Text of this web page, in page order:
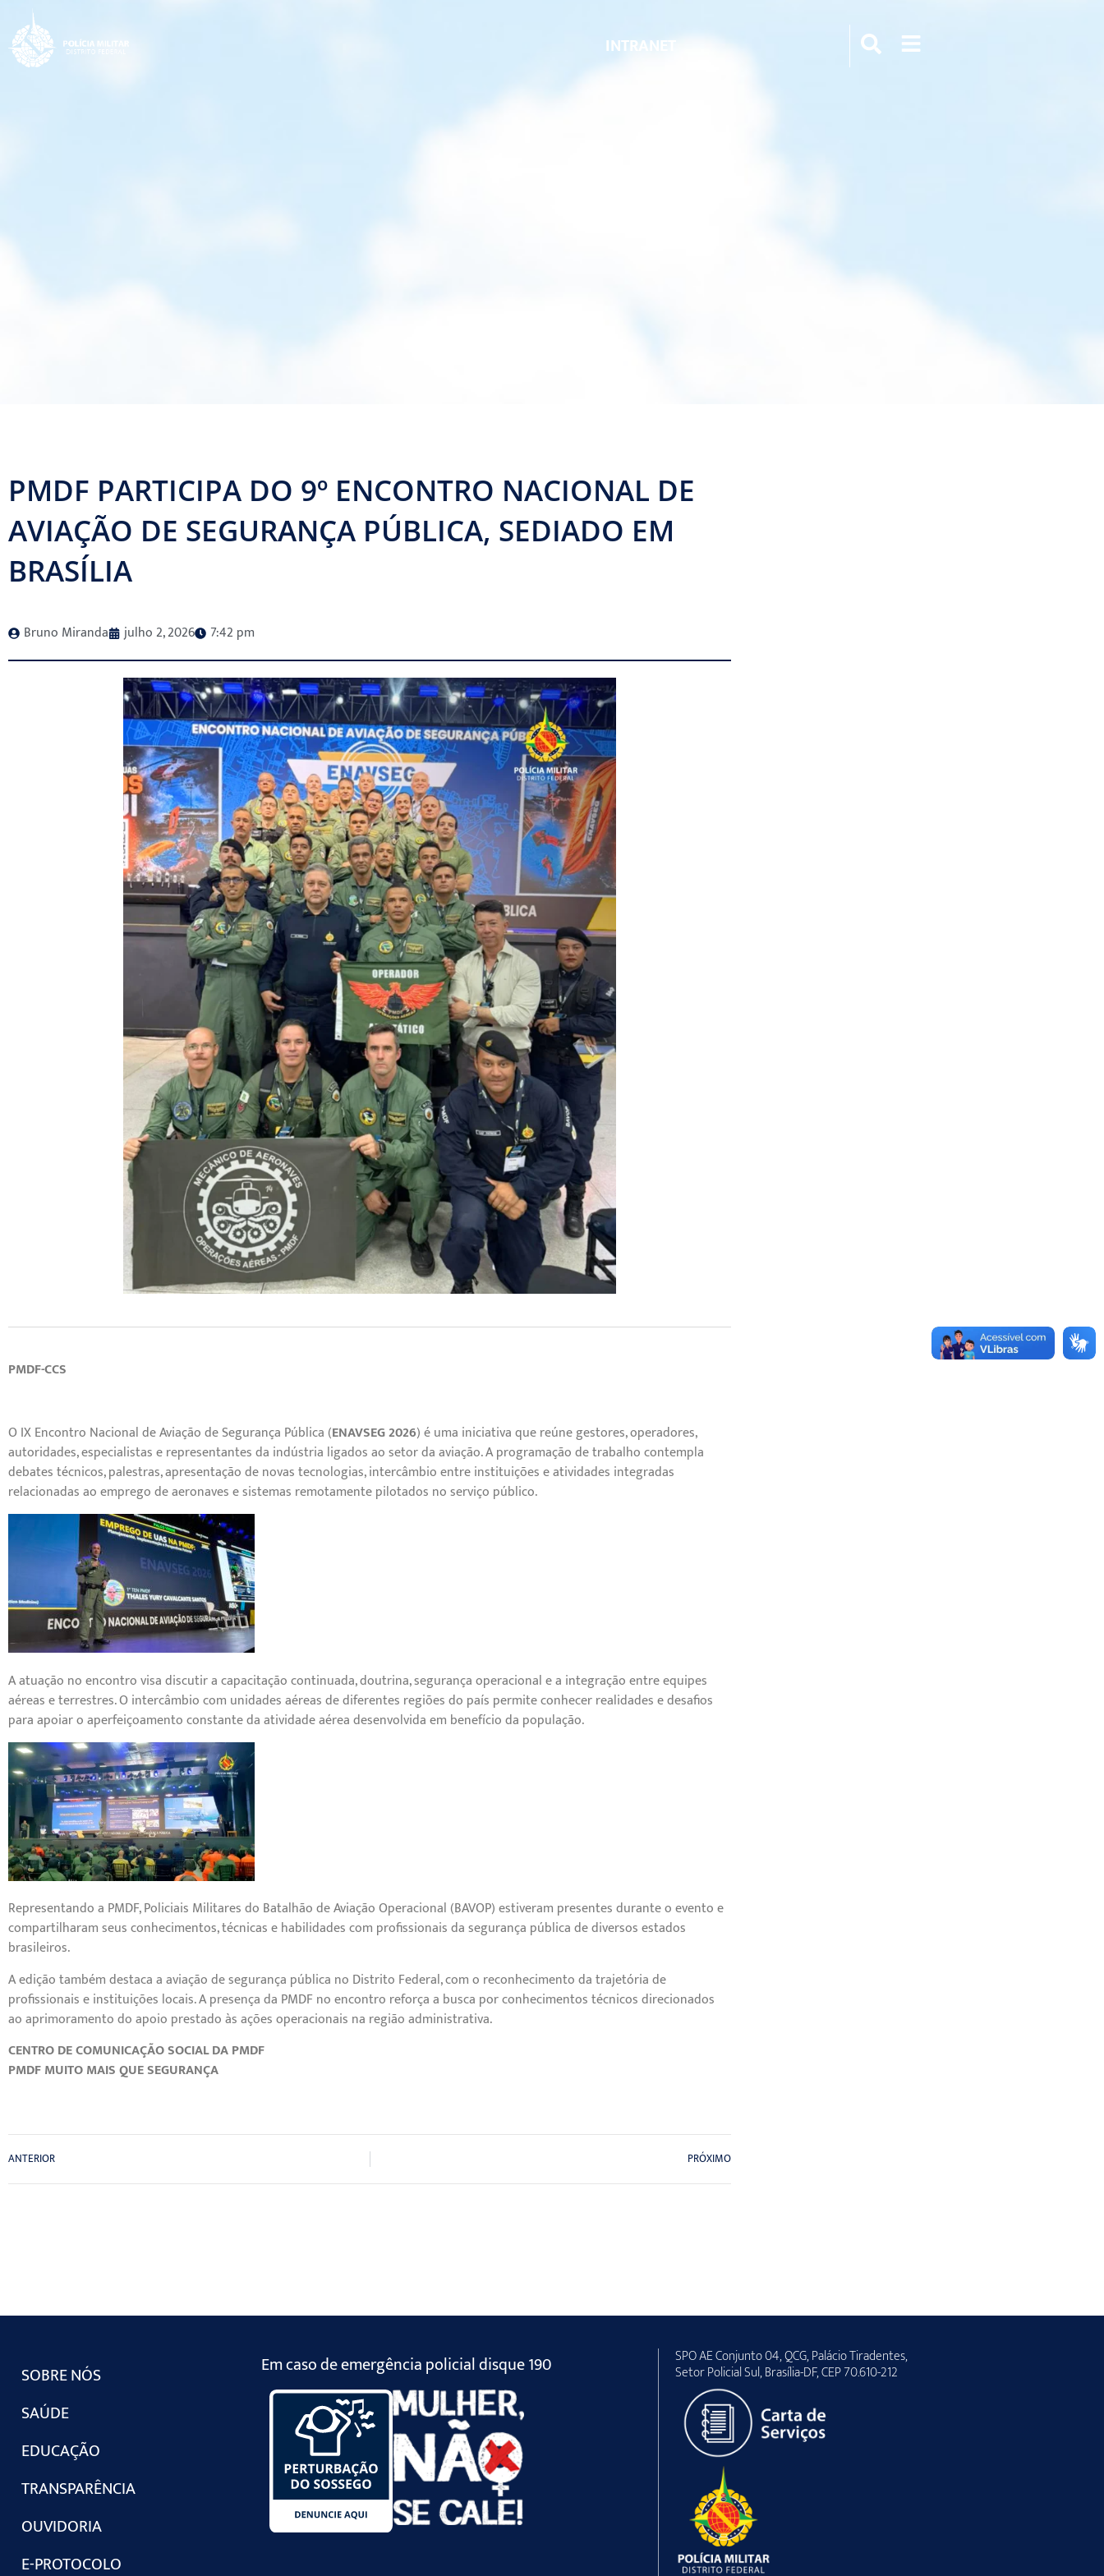
INTRANET
PMDF PARTICIPA DO 9º ENCONTRO NACIONAL DE
AVIAÇÃO DE SEGURANÇA PÚBLICA, SEDIADO EM
BRASÍLIA
Bruno Miranda julho 2, 2026 7:42 pm
PMDF-CCS
O IX Encontro Nacional de Aviação de Segurança Pública (ENAVSEG 2026) é uma iniciativa que reúne gestores, operadores,
autoridades, especialistas e representantes da indústria ligados ao setor da aviação. A programação de trabalho contempla
debates técnicos, palestras, apresentação de novas tecnologias, intercâmbio entre instituições e atividades integradas
relacionadas ao emprego de aeronaves e sistemas remotamente pilotados no serviço público.
A atuação no encontro visa discutir a capacitação continuada, doutrina, segurança operacional e a integração entre equipes
aéreas e terrestres. O intercâmbio com unidades aéreas de diferentes regiões do país permite conhecer realidades e desafios
para apoiar o aperfeiçoamento constante da atividade aérea desenvolvida em benefício da população.
Representando a PMDF, Policiais Militares do Batalhão de Aviação Operacional (BAVOP) estiveram presentes durante o evento e
compartilharam seus conhecimentos, técnicas e habilidades com profissionais da segurança pública de diversos estados
brasileiros.
A edição também destaca a aviação de segurança pública no Distrito Federal, com o reconhecimento da trajetória de
profissionais e instituições locais. A presença da PMDF no encontro reforça a busca por conhecimentos técnicos direcionados
ao aprimoramento do apoio prestado às ações operacionais na região administrativa.
CENTRO DE COMUNICAÇÃO SOCIAL DA PMDF
PMDF MUITO MAIS QUE SEGURANÇA
ANTERIOR PRÓXIMO
SOBRE NÓS
SAÚDE
EDUCAÇÃO
TRANSPARÊNCIA
OUVIDORIA
E-PROTOCOLO
Em caso de emergência policial disque 190 SPO AE Conjunto 04, QCG, Palácio Tiradentes,
Setor Policial Sul, Brasília-DF, CEP 70.610-212